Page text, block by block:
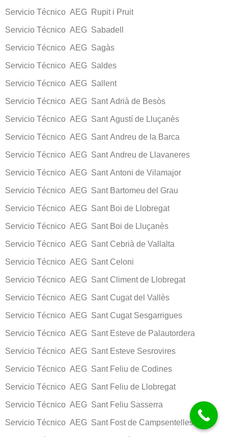
Servicio Técnico AEG Rupit i Pruit
Servicio Técnico AEG Sabadell
Servicio Técnico AEG Sagàs
Servicio Técnico AEG Saldes
Servicio Técnico AEG Sallent
Servicio Técnico AEG Sant Adrià de Besòs
Servicio Técnico AEG Sant Agustí de Lluçanès
Servicio Técnico AEG Sant Andreu de la Barca
Servicio Técnico AEG Sant Andreu de Llavaneres
Servicio Técnico AEG Sant Antoni de Vilamajor
Servicio Técnico AEG Sant Bartomeu del Grau
Servicio Técnico AEG Sant Boi de Llobregat
Servicio Técnico AEG Sant Boi de Lluçanès
Servicio Técnico AEG Sant Cebrià de Vallalta
Servicio Técnico AEG Sant Celoni
Servicio Técnico AEG Sant Climent de Llobregat
Servicio Técnico AEG Sant Cugat del Vallès
Servicio Técnico AEG Sant Cugat Sesgarrigues
Servicio Técnico AEG Sant Esteve de Palautordera
Servicio Técnico AEG Sant Esteve Sesrovires
Servicio Técnico AEG Sant Feliu de Codines
Servicio Técnico AEG Sant Feliu de Llobregat
Servicio Técnico AEG Sant Feliu Sasserra
Servicio Técnico AEG Sant Fost de Campsentelles